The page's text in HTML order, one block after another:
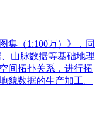
集（1:100万）》，同
山脉数据等基础地理
间拓扑关系，进行拓
貌数据的生产加工。